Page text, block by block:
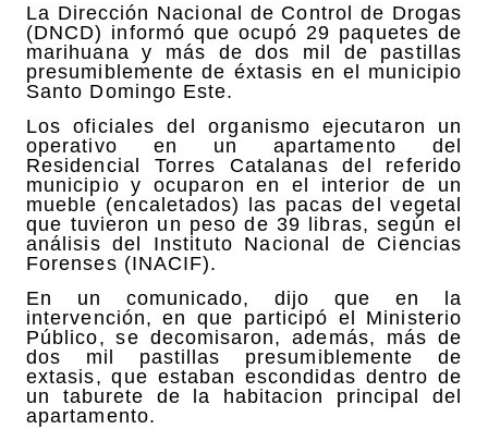
La Dirección Nacional de Control de Drogas
(DNCD) informó que ocupó 29 paquetes de
marihuana y más de dos mil de pastillas
presumiblemente de éxtasis en el municipio
Santo Domingo Este.
Los oficiales del organismo ejecutaron un
operativo en un apartamento del
Residencial Torres Catalanas del referido
municipio y ocuparon en el interior de un
mueble (encaletados) las pacas del vegetal
que tuvieron un peso de 39 libras, según el
análisis del Instituto Nacional de Ciencias
Forenses (INACIF).
En un comunicado, dijo que en la
intervención, en que participó el Ministerio
Público, se decomisaron, además, más de
dos mil pastillas presumiblemente de
extasis, que estaban escondidas dentro de
un taburete de la habitacion principal del
apartamento.